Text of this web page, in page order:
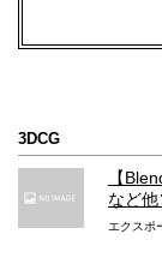
3DCG
【
など他
エクスポ